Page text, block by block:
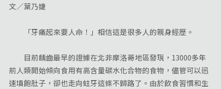
文／葉乃婕
「牙痛起來要人命！」相信這是很多人的親身經歷。
目前齲齒最早的證據在北非摩洛哥地區發現，13000多年
前人類開始傾向食用有高含量碳水化合物的食物，儘管可以迅
速填飽肚子，卻也走向蛀牙這條不歸路了。由於飲食習慣和生